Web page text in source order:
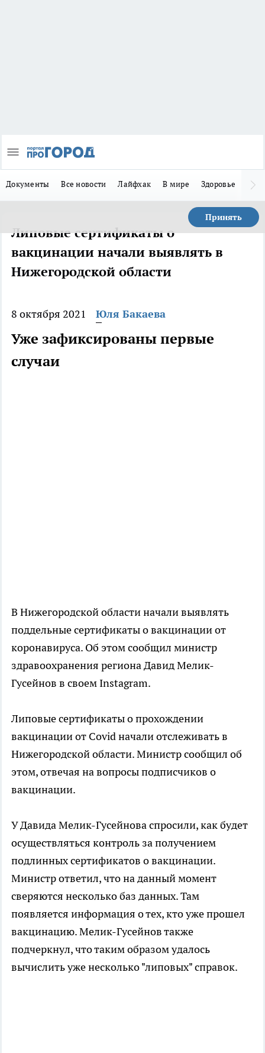
Документы Все новости Лайфхак В мире Здоровье
Принять
Липовые сертификаты о
вакцинации начали выявлять в
Нижегородской области
8 октября 2021 Юля Бакаева
Уже зафиксированы первые
случаи
В Нижегородской области начали выявлять
поддельные сертификаты о вакцинации от
коронавируса. Об этом сообщил министр
здравоохранения региона Давид Мелик-
Гусейнов в своем Instagram.
Липовые сертификаты о прохождении
вакцинации от Covid начали отслеживать в
Нижегородской области. Министр сообщил об
этом, отвечая на вопросы подписчиков о
вакцинации.
У Давида Мелик-Гусейнова спросили, как будет
осуществляться контроль за получением
подлинных сертификатов о вакцинации.
Министр ответил, что на данный момент
сверяются несколько баз данных. Там
появляется информация о тех, кто уже прошел
вакцинацию. Мелик-Гусейнов также
подчеркнул, что таким образом удалось
вычислить уже несколько "липовых" справок.